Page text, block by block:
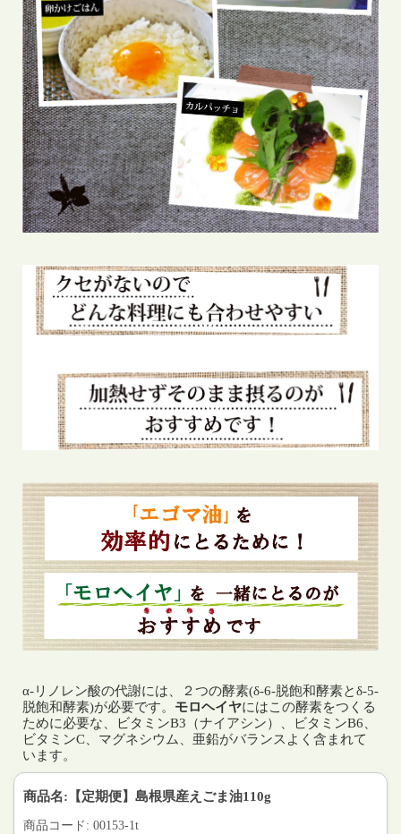
α-リノレン酸の代謝には、２つの酵素(δ-6-脱飽和酵素とδ-5-
脱飽和酵素)が必要です。 モロヘイヤにはこの酵素をつくる
ために必要な、ビタミンB3（ナイアシン）、ビタミンB6、
ビタミンC、マグネシウム、亜鉛がバランスよく含まれて
います。
商品名:【定期便】島根県産えごま油110g
商品コード: 00153-1t